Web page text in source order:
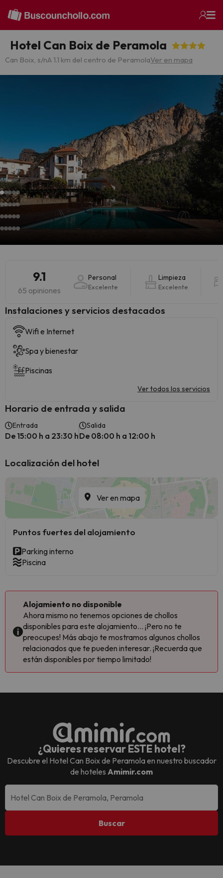
Hotel Can Boix de Peramola
Can Boix, s/nA 1.1 km del centro de PeramolaVer en mapa
9.1
65 opiniones
Personal
Excelente
Limpieza
Excelente
Instalaciones y servicios destacados
Wifi e Internet
Spa y bienestar
Piscinas
Ver todos los servicios
Horario de entrada y salida
Entrada
De 15:00 h a 23:30 h
Salida
De 08:00 h a 12:00 h
Localización del hotel
Ver en mapa
Puntos fuertes del alojamiento
Parking interno
Piscina
Alojamiento no disponible
Ahora mismo no tenemos opciones de chollos
disponibles para este alojamiento... ¡Pero no te
preocupes! Más abajo te mostramos algunos chollos
relacionados que te pueden interesar. ¡Recuerda que
están disponibles por tiempo limitado!
¿Quieres reservar ESTE hotel?
Descubre el Hotel Can Boix de Peramolaen nuestro buscador
de hoteles Amimir.com
Buscar